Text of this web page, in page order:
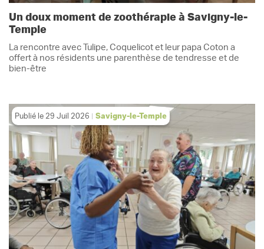
Un doux moment de zoothérapie à Savigny-le-
Temple
La rencontre avec Tulipe, Coquelicot et leur papa Coton a
offert à nos résidents une parenthèse de tendresse et de
bien-être
Publié le 29 Juil 2026 Savigny-le-Temple